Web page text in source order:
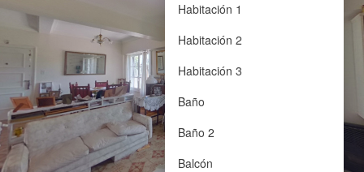
Habitación 1
Habitación 2
Habitación 3
Baño
Baño 2
Balcón